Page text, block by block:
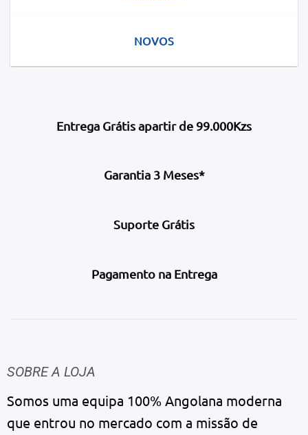
NOVOS
Entrega Grátis apartir de 99.000Kzs
Garantia 3 Meses*
Suporte Grátis
Pagamento na Entrega
SOBRE A LOJA
Somos uma equipa 100% Angolana moderna
que entrou no mercado com a missão de